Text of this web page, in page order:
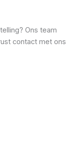
Ons team
contact met ons